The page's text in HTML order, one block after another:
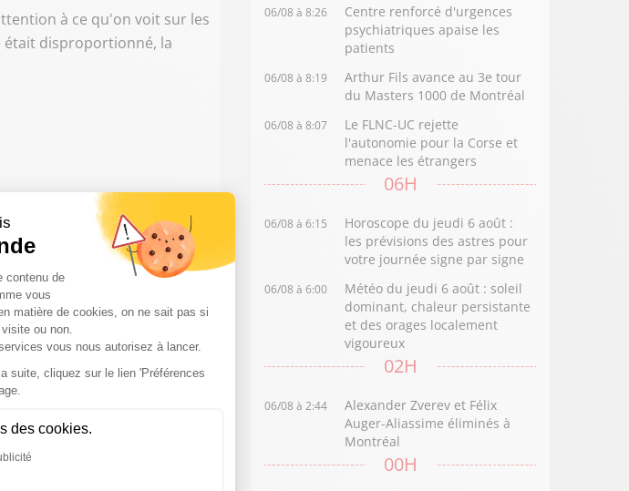
à ce qu'on voit sur les
était disproportionné, la
était justifié,estime
danger pour faire usage de
de savoir s’il n’avait
nous avons une fraction de
n’est pas à géométrie
profiter de cet événement
est dramatique.
des consignes sur
Toutes les 20 minutes,
en amont ?"
06/08 à 8:26
Centre renforcé d'urgences
psychiatriques apaise les
patients
06/08 à 8:19
Arthur Fils avance au 3e tour
du Masters 1000 de Montréal
06/08 à 8:07
Le FLNC-UC rejette
l'autonomie pour la Corse et
menace les étrangers
06H
06/08 à 6:15
Horoscope du jeudi 6 août :
les prévisions des astres pour
votre journée signe par signe
06/08 à 6:00
Météo du jeudi 6 août : soleil
dominant, chaleur persistante
et des orages localement
vigoureux
02H
06/08 à 2:44
Alexander Zverev et Félix
Auger-Aliassime éliminés à
Montréal
00H